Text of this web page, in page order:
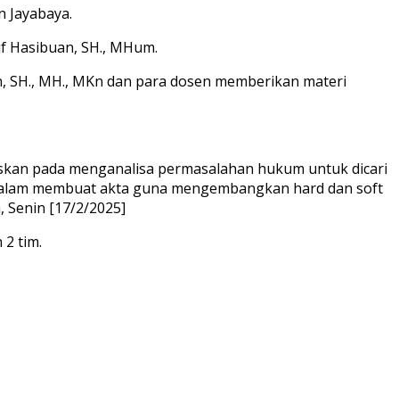
SH., MHum.
MH., MKn dan para dosen memberikan materi
pada menganalisa permasalahan hukum untuk dicari
membuat akta guna mengembangkan hard dan soft
Senin [17/2/2025]
2 tim.